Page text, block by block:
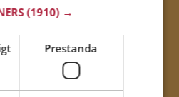
och ett lyckligare förhållande.
(1910) →
Prestanda